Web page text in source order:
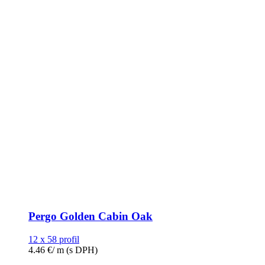
Pergo Golden Cabin Oak
12 x 58 profil
4.46 €/ m (s DPH)